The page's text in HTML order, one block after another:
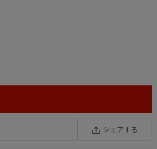
シェアする